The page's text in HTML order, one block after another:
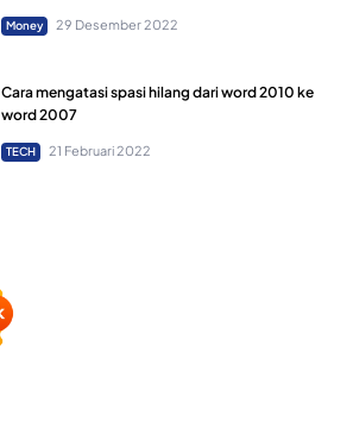
Money 29 Desember 2022
Cara mengatasi spasi hilang dari word 2010 ke
word 2007
TECH 21 Februari 2022